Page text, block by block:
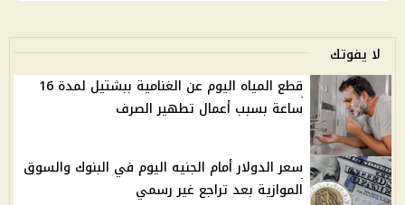
لا يفوتك
قطع المياه اليوم عن الغنامية ببشتيل لمدة 16
ساعة بسبب أعمال تطهير الصرف
سعر الدولار أمام الجنيه اليوم في البنوك والسوق
الموازية بعد تراجع غير رسمي